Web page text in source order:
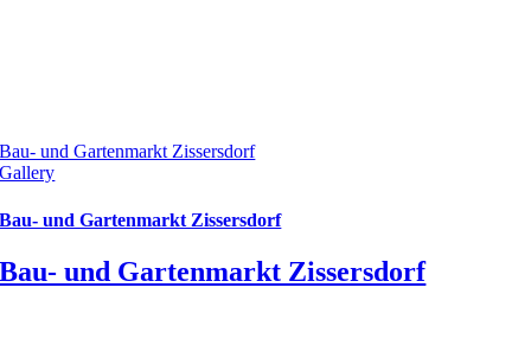
Bau- und Gartenmarkt Zissersdorf
Gallery
Bau- und Gartenmarkt Zissersdorf
Bau- und Gartenmarkt Zissersdorf